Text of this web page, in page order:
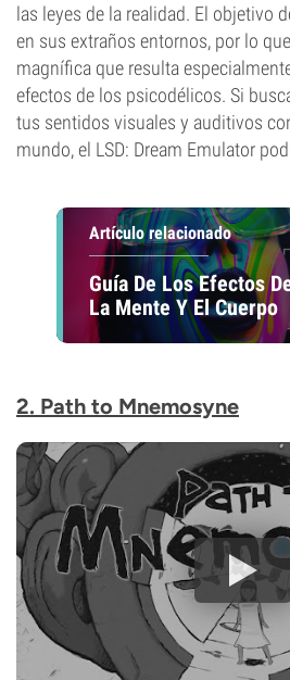
las leyes de la realidad. El objetivo
en sus extraños entornos, por lo
magnífica que resulta
efectos de los psicodélicos. Si
tus sentidos visuales y auditivos
mundo, el LSD: Dream Emulator
Artículo relacionado
Guía De Los Efectos
La Mente Y El Cuerpo
2. Path to Mnemosyne